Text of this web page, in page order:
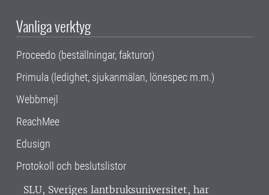
Vanliga verktyg
Proceedo (beställningar, fakturor)
Primula (ledighet, sjukanmälan, lönespec m.m.)
Webbmejl
ReachMee
Edusign
Protokoll och beslutslistor
SLU, Sveriges lantbruksuniversitet, har